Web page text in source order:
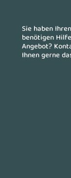
Sie haben
benötigen
Angebot?
Ihnen gerne